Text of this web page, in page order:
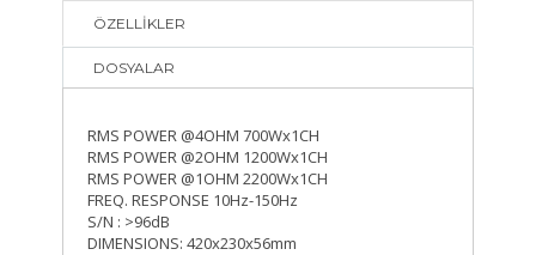
ÖZELLİKLER
DOSYALAR
RMS POWER @4OHM 700Wx1CH
RMS POWER @2OHM 1200Wx1CH
RMS POWER @1OHM 2200Wx1CH
FREQ. RESPONSE 10Hz-150Hz
S/N : >96dB
DIMENSIONS: 420x230x56mm